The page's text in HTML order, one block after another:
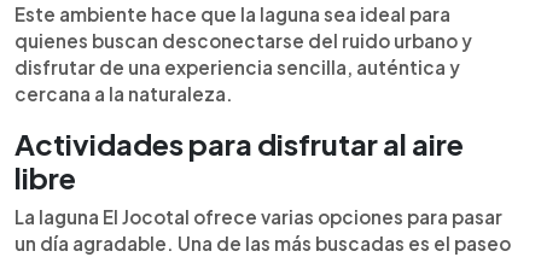
Este ambiente hace que la laguna sea ideal para
quienes buscan desconectarse del ruido urbano y
disfrutar de una experiencia sencilla, auténtica y
cercana a la naturaleza.
Actividades para disfrutar al aire
libre
La laguna El Jocotal ofrece varias opciones para pasar
un día agradable. Una de las más buscadas es el paseo